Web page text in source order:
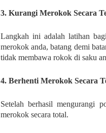
3. Kurangi Merokok Secara
Langkah ini adalah latihan
merokok anda, batang demi
tidak membawa rokok di saku
4. Berhenti Merokok Secara
Setelah berhasil mengurangi
merokok secara total.